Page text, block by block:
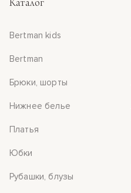
Каталог
Bertman kids
Bertman
Брюки, шорты
Нижнее белье
Платья
Юбки
Рубашки, блузы